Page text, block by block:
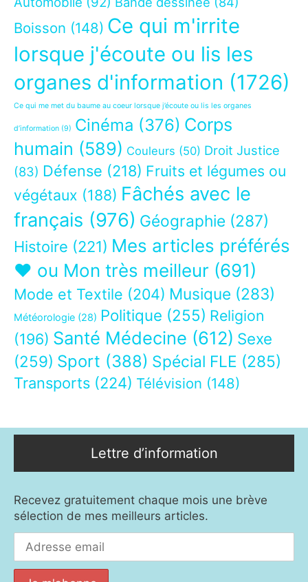
Boisson (148) Ce qui m'irrite
lorsque j'écoute ou lis les
organes d'information (1726)
Ce qui me met du baume au coeur lorsque j’écoute ou lis les organes
d’information (9) Cinéma (376) Corps
humain (589) Couleurs (50) Droit Justice
(83) Défense (218) Fruits et légumes ou
végétaux (188) Fâchés avec le
français (976) Géographie (287)
Histoire (221) Mes articles préférés
❤ ou Mon très meilleur (691)
Mode et Textile (204) Musique (283)
Météorologie (28) Politique (255) Religion
(196) Santé Médecine (612) Sexe
(259) Sport (388) Spécial FLE (285)
Transports (224) Télévision (148)
Lettre d’information
Recevez gratuitement chaque mois une brève
sélection de mes meilleurs articles.